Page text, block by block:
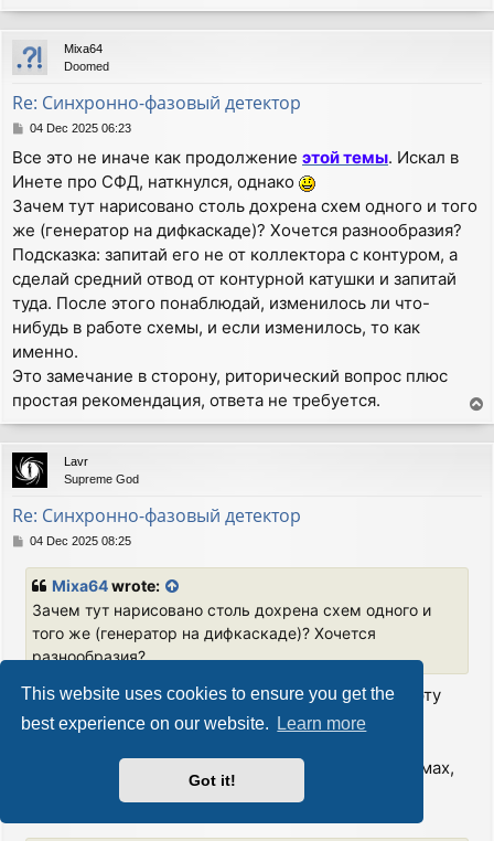
This website uses cookies to ensure you get the
best experience on our website.
Learn more
Got it!
o
p
Mixa64
Doomed
Re: Синхронно-фазовый детектор
P
s
t
04 Dec 2025 06:23
Все это не иначе как продолжение этой темы. Искал в
Инете про СФД, наткнулся, однако
Зачем тут нарисовано столь дохрена схем одного и того
же (генератор на дифкаскаде)? Хочется разнообразия?
Подсказка: запитай его не от коллектора с контуром, а
сделай средний отвод от контурной катушки и запитай
туда. После этого понаблюдай, изменилось ли что-
нибудь в работе схемы, и если изменилось, то как
именно.
Это замечание в сторону, риторический вопрос плюс
простая рекомендация, ответа не требуется.
o
p
Lavr
Supreme God
Re: Синхронно-фазовый детектор
P04 Dec 2025 08:25
Mixa64wrote:
Зачем тут нарисовано столь дохрена схем одного и
того же (генератор на дифкаскаде)? Хочется
разнообразия?
Затем, что больше половины Интернета считают эту
схему мультивибратором.
интернациональным. И то, что изображено на схемах,
поймет даже посетитель, не владеющий русским